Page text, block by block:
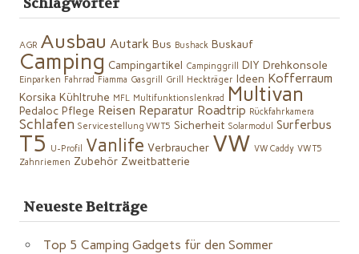
AGR Ausbau Autark Bus Bushack Buskauf
Camping Campingartikel Campinggrill DIY Drehkonsole
Einparken Fahrrad Fiamma Gasgrill Grill Heckträger Ideen Kofferraum
Korsika Kühltruhe MFL Multifunktionslenkrad Multivan
Pedaloc Pflege Reisen Reparatur Roadtrip Rückfahrkamera
Schlafen Servicestellung VW T5 Sicherheit Solarmodul Surferbus
T5 U-Profil Vanlife Verbraucher VW VW Caddy VW T5
Zahnriemen Zubehör Zweitbatterie
Neueste Beiträge
Top 5 Camping Gadgets für den Sommer